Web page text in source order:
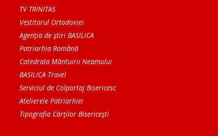
TV TRINITAS
Vestitorul Ortodoxiei
Agenţia de ştiri BASILICA
Patriarhia Română
Catedrala Mântuirii Neamului
BASILICA Travel
Serviciul de Colportaj Bisericesc
Atelierele Patriarhiei
Tipografia Cărţilor Bisericeşti